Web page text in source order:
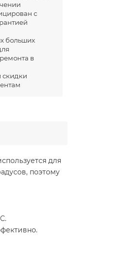
с
больших
в
скидки
для
поэтому